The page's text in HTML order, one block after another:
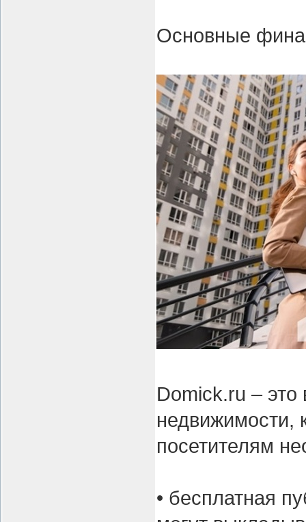
Основные
Domick.ru –
недвижимости,
посетителям
• бесплатная